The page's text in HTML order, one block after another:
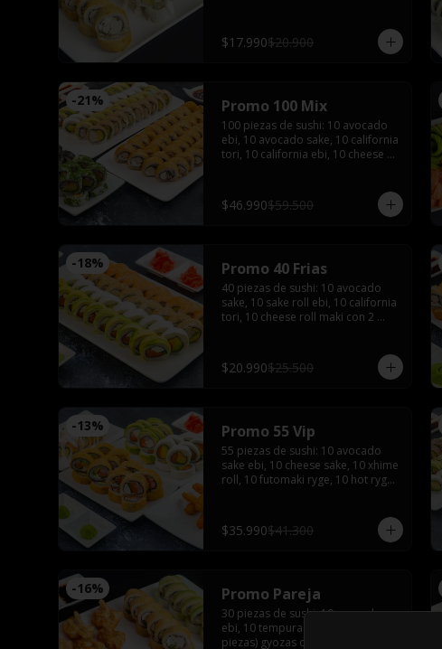
$17.990$20.900
-21% Promo 100 Mix
100 piezas de sushi: 10 avocado
ebi, 10 avocado sake, 10 california
tori, 10 california ebi, 10 cheese
tempura ebi con 5 palitos, 6 salsas
de soya, 4 salsas teriyaki,2 wasabi
$46.990$59.500
-18% Promo 40 Frias
40 piezas de sushi: 10 avocado
sake, 10 sake roll ebi, 10 california
tori, 10 cheese roll maki con 2
$20.990$25.500
-13% Promo 55 Vip
55 piezas de sushi: 10 avocado
sake ebi, 10 cheese sake, 10 xhime
roll, 10 futomaki ryge, 10 hot ryge
palitos, wasabi y jengibre
$35.990$41.300
-16% Promo Pareja
30 piezas de sushi: 10 avocado
ebi, 10 tempura tori, 1 porción (5
piezas) gyozas de camarón, 5 ebi